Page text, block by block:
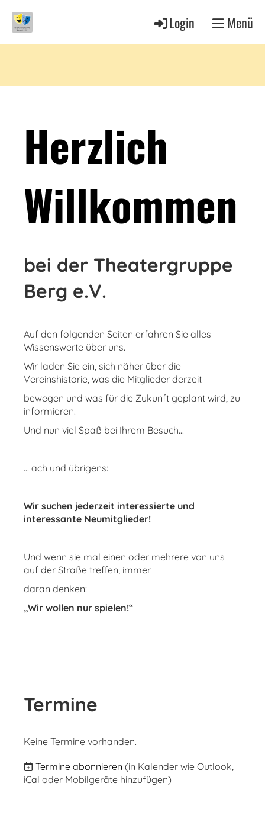
Login Menü
Herzlich
Willkommen
bei der Theatergruppe
Berg e.V.
Auf den folgenden Seiten erfahren Sie alles
Wissenswerte über uns.
Wir laden Sie ein, sich näher über die
Vereinshistorie, was die Mitglieder derzeit
bewegen und was für die Zukunft geplant wird, zu
informieren.
Und nun viel Spaß bei Ihrem Besuch...
… ach und übrigens:
Wir suchen jederzeit interessierte und
interessante Neumitglieder!
Und wenn sie mal einen oder mehrere von uns
auf der Straße treffen, immer
daran denken:
„Wir wollen nur spielen!“
Termine
Keine Termine vorhanden.
Termine abonnieren (in Kalender wie Outlook,
iCal oder Mobilgeräte hinzufügen)